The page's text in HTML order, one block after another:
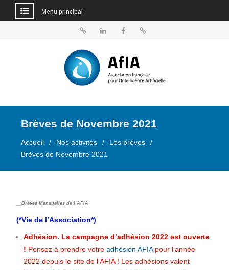
Menu principal
Brèves de Novembre 2021
Accueil Nos activités
Les brèves
Brèves de Novembre 2021
__Brèves Mensuelles de l’AFIA
(*Vie de l’Association*)
Adhésion. La campagne d’adhésion 2022 est ouverte
! Pensez à prendre votre adhésion AFIApour l’année
2022 depuis le site de l’AFIA ! Les adhésions valent